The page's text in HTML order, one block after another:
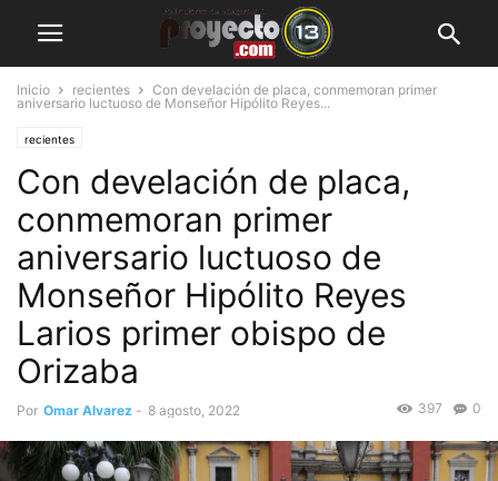
Inicio recientes
Con develación de placa, conmemoran primer
aniversario luctuoso de Monseñor Hipólito Reyes...
recientes
Con develación de placa,
conmemoran primer
aniversario luctuoso de
Monseñor Hipólito Reyes
Larios primer obispo de
Orizaba
Por Omar Alvarez - 8 agosto, 2022 0
397